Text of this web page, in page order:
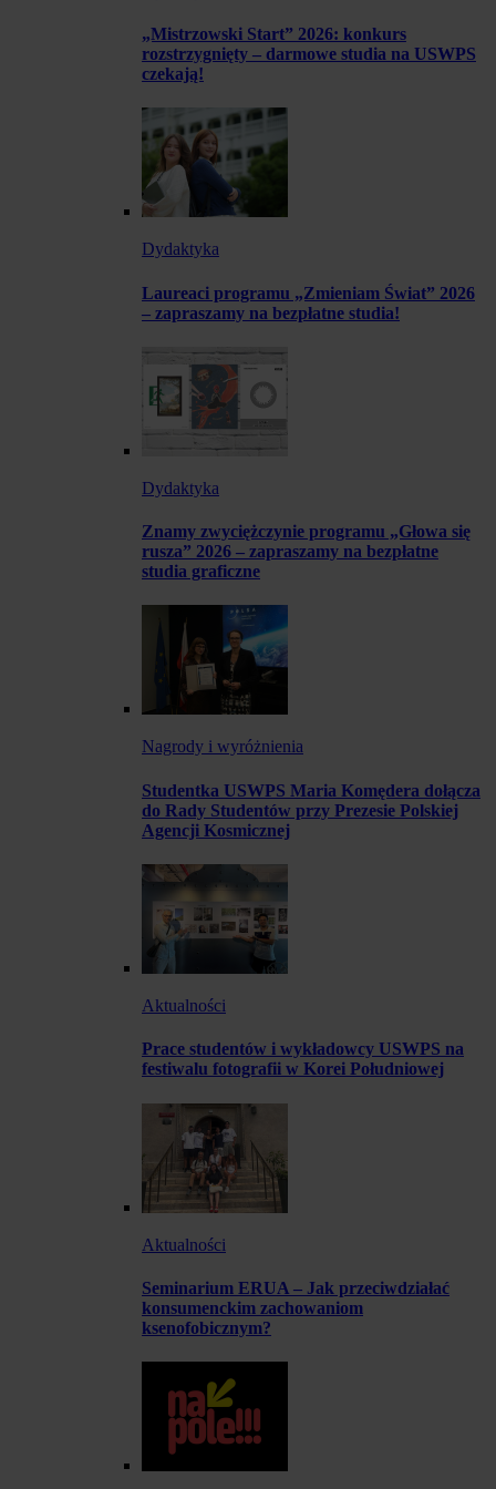
„Mistrzowski Start” 2026: konkurs
rozstrzygnięty – darmowe studia na USWPS
czekają!
Dydaktyka
Laureaci programu „Zmieniam Świat” 2026
– zapraszamy na bezpłatne studia!
Dydaktyka
Znamy zwyciężczynie programu „Głowa się
rusza” 2026 – zapraszamy na bezpłatne
studia graficzne
Nagrody i wyróżnienia
Studentka USWPS Maria Komędera dołącza
do Rady Studentów przy Prezesie Polskiej
Agencji Kosmicznej
Aktualności
Prace studentów i wykładowcy USWPS na
festiwalu fotografii w Korei Południowej
Aktualności
Seminarium ERUA – Jak przeciwdziałać
konsumenckim zachowaniom
ksenofobicznym?